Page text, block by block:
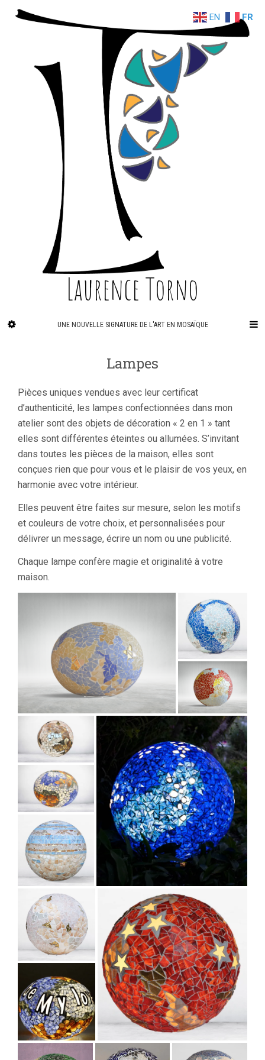
Laurence Torno
UNE NOUVELLE SIGNATURE DE L'ART EN MOSAÏQUE
Lampes
Pièces uniques vendues avec leur certificat
d’authenticité, les lampes confectionnées dans mon
atelier sont des objets de décoration « 2 en 1 » tant
elles sont différentes éteintes ou allumées. S’invitant
dans toutes les pièces de la maison, elles sont
conçues rien que pour vous et le plaisir de vos yeux, en
harmonie avec votre intérieur.
Elles peuvent être faites sur mesure, selon les motifs
et couleurs de votre choix, et personnalisées pour
délivrer un message, écrire un nom ou une publicité.
Chaque lampe confère magie et originalité à votre
maison.
EN FR